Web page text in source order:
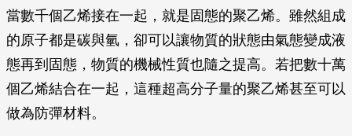
當數千個乙烯接在一起，就是固態的聚乙烯。雖然組成
的原子都是碳與氫，卻可以讓物質的狀態由氣態變成液
態再到固態，物質的機械性質也隨之提高。若把數十萬
個乙烯結合在一起，這種超高分子量的聚乙烯甚至可以
做為防彈材料。